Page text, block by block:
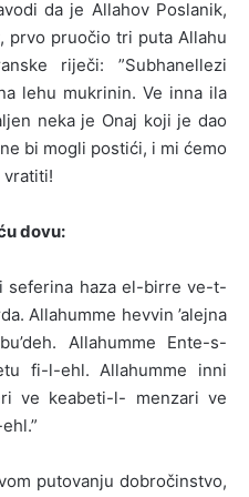
da je Allahov Poslanik,
prvo pruočio tri puta Allahu
riječi: ”Subhanellezi
lehu mukrinin. Ve inna ila
neka je Onaj koji je dao
bi mogli postići, i mi ćemo
vratiti!
dovu:
seferina haza el-birre ve-t-
Allahumme hevvin ’alejna
Allahumme Ente-s-
fi-l-ehl. Allahumme inni
ve keabeti-l- menzari ve
putovanju dobročinstvo,